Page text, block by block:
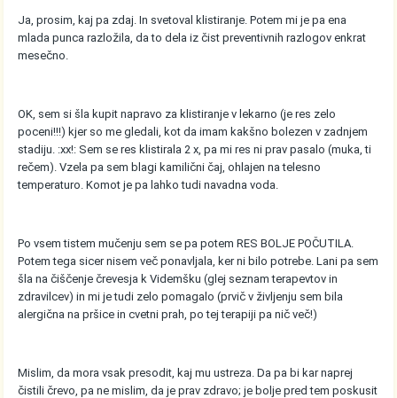
Ja, prosim, kaj pa zdaj. In svetoval klistiranje. Potem mi je pa ena
mlada punca razložila, da to dela iz čist preventivnih razlogov enkrat
mesečno.
OK, sem si šla kupit napravo za klistiranje v lekarno (je res zelo
poceni!!!) kjer so me gledali, kot da imam kakšno bolezen v zadnjem
stadiju. :xx!: Sem se res klistirala 2 x, pa mi res ni prav pasalo (muka, ti
rečem). Vzela pa sem blagi kamilični čaj, ohlajen na telesno
temperaturo. Komot je pa lahko tudi navadna voda.
Po vsem tistem mučenju sem se pa potem RES BOLJE POČUTILA.
Potem tega sicer nisem več ponavljala, ker ni bilo potrebe. Lani pa sem
šla na čiščenje črevesja k Videmšku (glej seznam terapevtov in
zdravilcev) in mi je tudi zelo pomagalo (prvič v življenju sem bila
alergična na pršice in cvetni prah, po tej terapiji pa nič več!)
Mislim, da mora vsak presodit, kaj mu ustreza. Da pa bi kar naprej
čistili črevo, pa ne mislim, da je prav zdravo; je bolje pred tem poskusit